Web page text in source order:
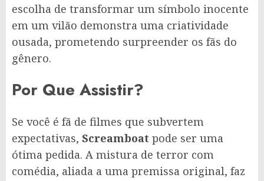
escolha de transformar um símbolo inocente
em um vilão demonstra uma criatividade
ousada, prometendo surpreender os fãs do
gênero.
Por Que Assistir?
Se você é fã de filmes que subvertem
expectativas, Screamboat pode ser uma
ótima pedida. A mistura de terror com
comédia, aliada a uma premissa original, faz